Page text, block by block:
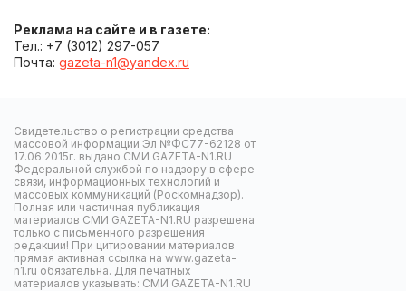
Реклама на сайте и в газете:
Тел.: +7 (3012) 297-057
Почта: gazeta-n1@yandex.ru
Свидетельство о регистрации средства
массовой информации Эл №ФС77-62128 от
17.06.2015г. выдано СМИ GAZETA-N1.RU
Федеральной службой по надзору в сфере
связи, информационных технологий и
массовых коммуникаций (Роскомнадзор).
Полная или частичная публикация
материалов СМИ GAZETA-N1.RU разрешена
только с письменного разрешения
редакции! При цитировании материалов
прямая активная ссылка на www.gazeta-
n1.ru обязательна. Для печатных
материалов указывать: СМИ GAZETA-N1.RU